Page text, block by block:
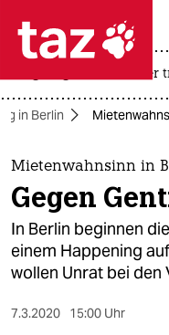
 taz
themen
politik
öko
usa unter
in Berlin
Mietenwahnsinn in
Gegen
In Berlin beginnen
einem Happening
wollen Unrat bei
7.3.2020 15:00 Uhr